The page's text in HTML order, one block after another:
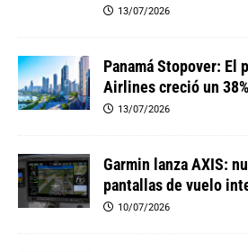
13/07/2026
Panamá Stopover: El
Airlines creció un
13/07/2026
Garmin lanza AXIS:
pantallas de vuelo
10/07/2026